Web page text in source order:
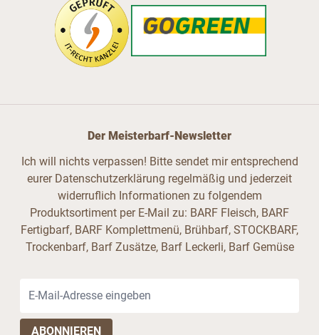
Der Meisterbarf-Newsletter
Ich will nichts verpassen! Bitte sendet mir entsprechend
eurer Datenschutzerklärung regelmäßig und jederzeit
widerruflich Informationen zu folgendem
Produktsortiment per E-Mail zu: BARF Fleisch, BARF
Fertigbarf, BARF Komplettmenü, Brühbarf, STOCKBARF,
Trockenbarf, Barf Zusätze, Barf Leckerli, Barf Gemüse